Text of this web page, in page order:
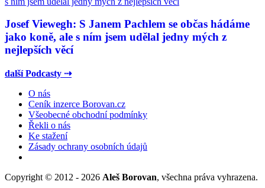
Josef Viewegh: S Janem Pachlem se občas hádáme
jako koně, ale s ním jsem udělal jedny mých z
nejlepších věcí
další Podcasty ⇢
O nás
Ceník inzerce Borovan.cz
Všeobecné obchodní podmínky
Řekli o nás
Ke stažení
Zásady ochrany osobních údajů
Copyright © 2012 - 2026 Aleš Borovan, všechna práva vyhrazena.